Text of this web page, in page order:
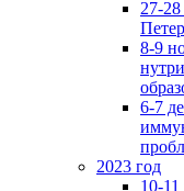
27-
8-9
6-7
2023 год
10-